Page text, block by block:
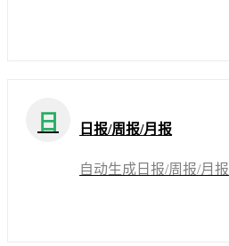
日 日报/周报/月报
自动生成日报/周报/月报